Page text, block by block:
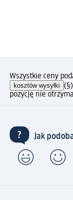
Wszystkie ceny
kosztów wysyłki
pozycję nie
Jak